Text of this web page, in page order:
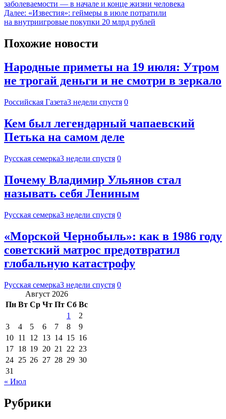
заболеваемости — в начале и конце жизни человека
Далее: «Известия»: геймеры в июле потратили
на внутриигровые покупки 20 млрд рублей
Похожие новости
Народные приметы на 19 июля: Утром
не трогай деньги и не смотри в зеркало
Российская Газета3 недели спустя 0
Кем был легендарный чапаевский
Петька на самом деле
Русская семерка3 недели спустя 0
Почему Владимир Ульянов стал
называть себя Лениным
Русская семерка3 недели спустя 0
«Морской Чернобыль»: как в 1986 году
советский матрос предотвратил
глобальную катастрофу
Русская семерка3 недели спустя 0
Август 2026
Пн Вт Ср Чт Пт Сб Вс
1
2
3
4 5 6 7 8
9
10 11 12 13 14 15 16
17 18 19 20 21 22 23
24 25 26 27 28 29 30
31
« Июл
Рубрики